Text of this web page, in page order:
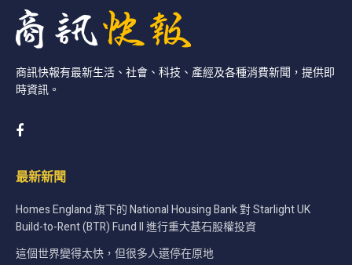
商訊快報有最新生活、社會、科技、產經及各種消費新聞，提供即
時資訊。
最新新聞
Homes England 旗下的 National Housing Bank 對 Starlight UK
Build-to-Rent (BTR) Fund II 進行重大基石股權投資
這個世界變得太快，但很多人還停在原地